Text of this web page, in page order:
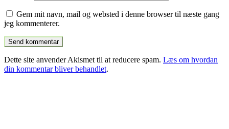
Gem mit navn, mail og websted i denne browser til næste gang
jeg kommenterer.
Dette site anvender Akismet til at reducere spam. Læs om hvordan
din kommentar bliver behandlet.